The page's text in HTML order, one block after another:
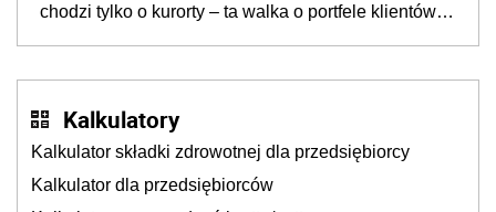
chodzi tylko o kurorty – ta walka o portfele klientów
Kalkulatory
Kalkulator składki zdrowotnej dla przedsiębiorcy
Kalkulator dla przedsiębiorców